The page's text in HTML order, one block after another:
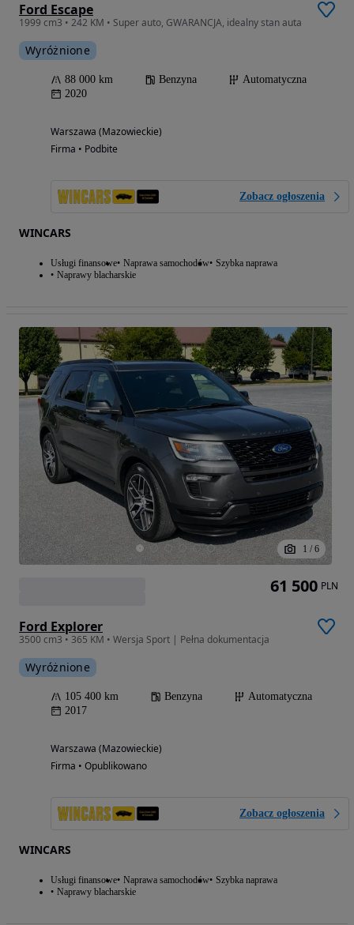
Ford Escape
1999 cm3 • 242 KM • Super auto, GWARANCJA, idealny stan auta
Wyróżnione
88 000 km Benzyna
Automatyczna
2020
Warszawa (Mazowieckie)
Firma • Podbite
Zobacz ogłoszenia
WINCARS
Usługi finansowe Naprawa samochodów Szybka naprawa
Naprawy blacharskie
1 / 6
Ford Explorer
3500 cm3 • 365 KM • Wersja Sport | Pełna dokumentacja
Wyróżnione
105 400 km Benzyna
Automatyczna
2017
Warszawa (Mazowieckie)
Firma • Opublikowano
Zobacz ogłoszenia
WINCARS
Usługi finansowe Naprawa samochodów Szybka naprawa
Naprawy blacharskie
61 500 PLN